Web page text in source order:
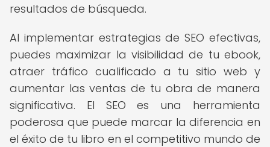
resultados de búsqueda.
Al implementar estrategias de SEO efectivas,
puedes maximizar la visibilidad de tu ebook,
atraer tráfico cualificado a tu sitio web y
aumentar las ventas de tu obra de manera
significativa. El SEO es una herramienta
poderosa que puede marcar la diferencia en
el éxito de tu libro en el competitivo mundo de